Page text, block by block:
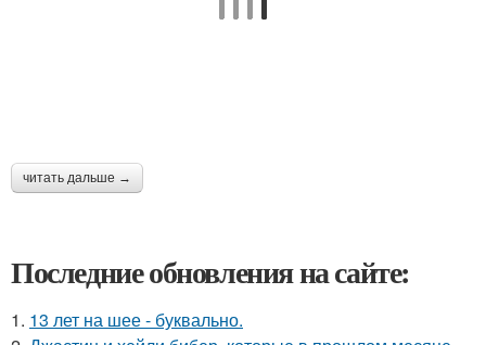
читать дальше →
Последние обновления на сайте:
1. 13 лет на шее - буквально.